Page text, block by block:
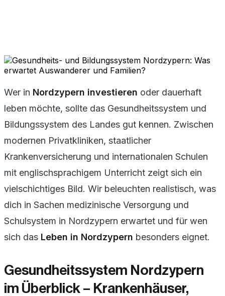
Wer in Nordzypern investieren oder dauerhaft
leben möchte, sollte das Gesundheitssystem und
Bildungssystem des Landes gut kennen. Zwischen
modernen Privatkliniken, staatlicher
Krankenversicherung und internationalen Schulen
mit englischsprachigem Unterricht zeigt sich ein
vielschichtiges Bild. Wir beleuchten realistisch, was
dich in Sachen medizinische Versorgung und
Schulsystem in Nordzypern erwartet und für wen
sich das Leben in Nordzypern besonders eignet.
Gesundheitssystem Nordzypern
im Überblick – Krankenhäuser,